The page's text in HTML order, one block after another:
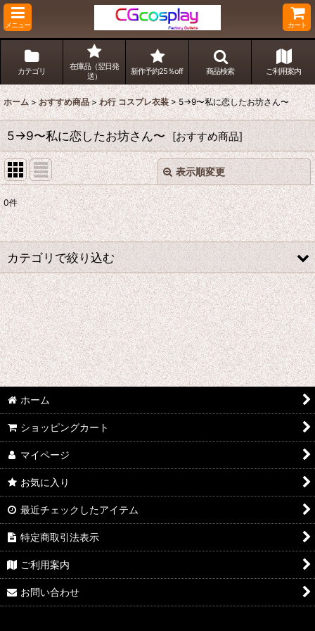
メニュー カート
カテゴリ
在庫品（翌日発
送）
新作予約25％off 商品検索 ご利用案内
ホーム > おすすめ商品 > わ行 コスプレ衣装 > 5→9〜私に恋したお坊さん〜
5→9〜私に恋したお坊さん〜 [おすすめ商品]
表示順変更
表示数:
並び順:
絞り込む
閉じる
0件
カテゴリで絞り込む
わ行 コスプレ衣装 (全商品)
ONE PIECE
ワルキューレロマンツェ
ワールドトリガー
WORKING!!
ワンパンマン
5→9〜私に恋したお坊さん〜
私がモテないのはどう考えてもお前らが悪い!
ワンダーエッグ・プライオリティ
ONE PIECE STAMPEDE
わたしの幸せな結婚
ホーム
ショッピングカート
マイページ
お気に入り
最近チェックしたアイテム
特定商取引法表示
ご利用案内
お問い合わせ